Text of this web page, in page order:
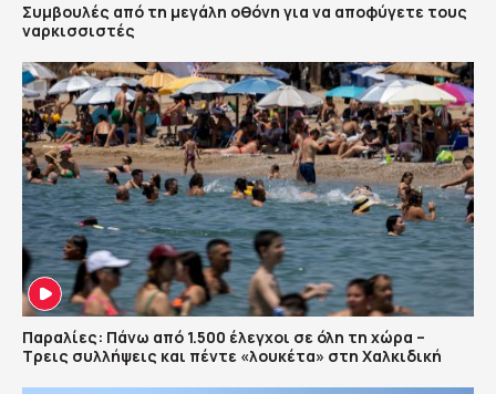
Συμβουλές από τη μεγάλη οθόνη για να αποφύγετε τους
ναρκισσιστές
Παραλίες: Πάνω από 1.500 έλεγχοι σε όλη τη χώρα –
Τρεις συλλήψεις και πέντε «λουκέτα» στη Χαλκιδική